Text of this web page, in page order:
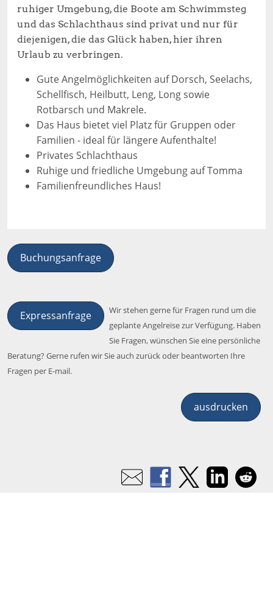
ruhiger Umgebung, die Boote am Schwimmsteg
und das Schlachthaus sind privat und nur für
diejenigen, die das Glück haben, hier ihren
Urlaub zu verbringen.
Gute Angelmöglichkeiten auf Dorsch, Seelachs,
Schellfisch, Heilbutt, Leng, Long sowie
Rotbarsch und Makrele.
Das Haus bietet viel Platz für Gruppen oder
Familien - ideal für längere Aufenthalte!
Privates Schlachthaus
Ruhige und friedliche Umgebung auf Tomma
Familienfreundliches Haus!
Buchungsanfrage
Expressanfrage
Wir stehen gerne für Fragen rund um die
geplante Angelreise zur Verfügung. Haben
Sie Fragen, wünschen Sie eine persönliche
Beratung? Gerne rufen wir Sie auch zurück oder beantworten Ihre
Fragen per E-mail.
ausdrucken